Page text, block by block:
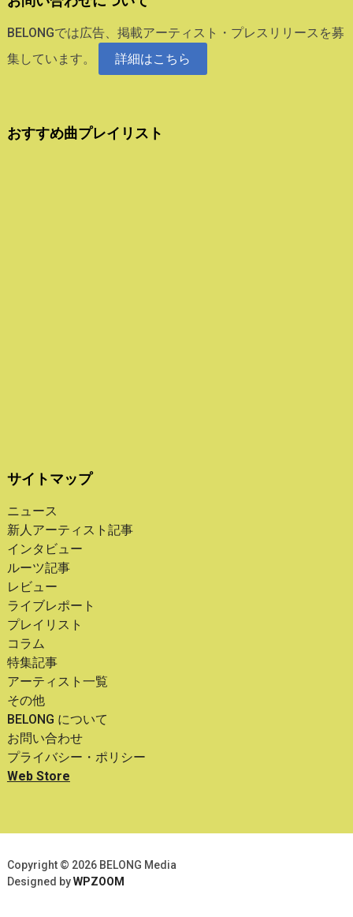
BELONGでは広告、掲載アーティスト・プレスリリースを募
集しています。
詳細はこちら
おすすめ曲プレイリスト
サイトマップ
ニュース
新人アーティスト記事
インタビュー
ルーツ記事
レビュー
ライブレポート
プレイリスト
コラム
特集記事
アーティスト一覧
その他
BELONG について
お問い合わせ
プライバシー・ポリシー
Web Store
Copyright © 2026 BELONG Media
Designed byWPZOOM